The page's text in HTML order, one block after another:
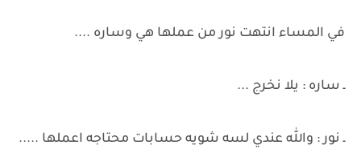
في المساء انتهت نور من عملها هي وساره ....
ـ ساره : يلا نخرج ...
ـ نور : والله عندي لسه شويه حسابات محتاجه اعملها .....